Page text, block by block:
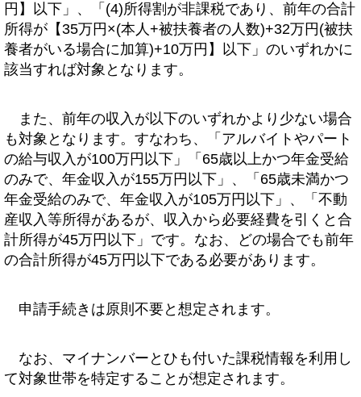
円】以下」、「(4)所得割が非課税であり、前年の合計
所得が【35万円×(本人+被扶養者の人数)+32万円(被扶
養者がいる場合に加算)+10万円】以下」のいずれかに
該当すれば対象となります。
また、前年の収入が以下のいずれかより少ない場合
も対象となります。すなわち、「アルバイトやパート
の給与収入が100万円以下」「65歳以上かつ年金受給
のみで、年金収入が155万円以下」、「65歳未満かつ
年金受給のみで、年金収入が105万円以下」、「不動
産収入等所得があるが、収入から必要経費を引くと合
計所得が45万円以下」です。なお、どの場合でも前年
の合計所得が45万円以下である必要があります。
申請手続きは原則不要と想定されます。
なお、マイナンバーとひも付いた課税情報を利用し
て対象世帯を特定することが想定されます。